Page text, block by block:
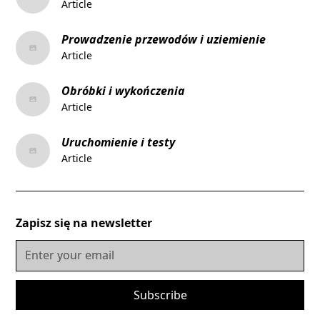
Article
Prowadzenie przewodów i uziemienie
Article
Obróbki i wykończenia
Article
Uruchomienie i testy
Article
Zapisz się na newsletter